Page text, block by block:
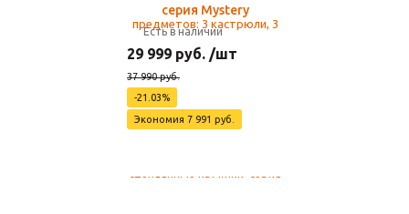
серия Mystery
Есть в наличии
29 999 руб. /шт
37 990 руб.
-21.03%
Экономия 7 991 руб.